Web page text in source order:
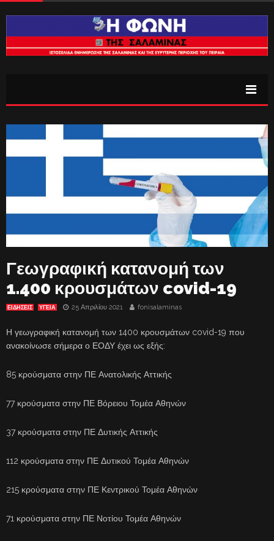
Γεωγραφική κατανομή των
1.400 κρουσμάτων covid-19
ΕΙΔΗΣΕΙΣ ΥΓΕΙΑ 25 Απριλίου 2021 fonisalaminas
Η γεωγραφική κατανομή των 1400 κρουσμάτων covid-19 που
ανακοίνωσε σήμερα ο ΕΟΔΥ έχει ως εξής:
85 κρούσματα στην ΠΕ Ανατολικής Αττικής
77 κρούσματα στην ΠΕ Βόρειου Τομέα Αθηνών
37 κρούσματα στην ΠΕ Δυτικής Αττικής
112 κρούσματα στην ΠΕ Δυτικού Τομέα Αθηνών
215 κρούσματα στην ΠΕ Κεντρικού Τομέα Αθηνών
71 κρούσματα στην ΠΕ Νοτίου Τομέα Αθηνών